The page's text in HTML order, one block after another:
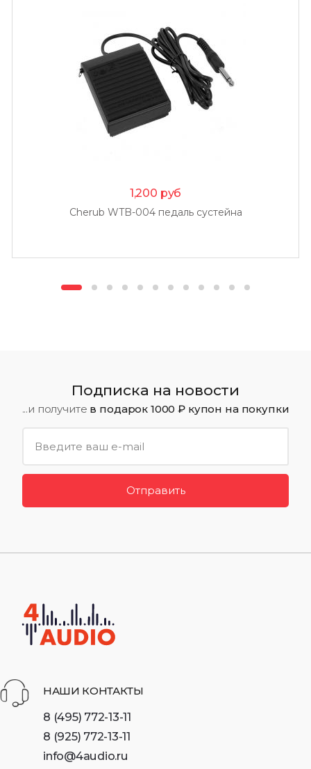
1,200 руб
Cherub WTB-004 педаль сустейна
Подписка на новости
...и получите в подарок 1000 ₽ купон на покупки
Отправить
НАШИ КОНТАКТЫ
8 (495) 772-13-11
8 (925) 772-13-11
info@4audio.ru